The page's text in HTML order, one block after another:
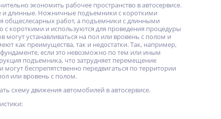
экономить рабочее пространство в автосервисе.
и длинные. Ножничные подъемники с короткими
работ, а подъемники с длинными
короткими и используются для проведения процедуры
устанавливаться на пол или вровень с полом и
как преимущества, так и недостатки. Так, например,
если это невозможно по тем или иным
подъемника, что затрудняет перемещение
беспрепятственно передвигаться по территории
или вровень с полом.
схему движения автомобилей в автосервисе.